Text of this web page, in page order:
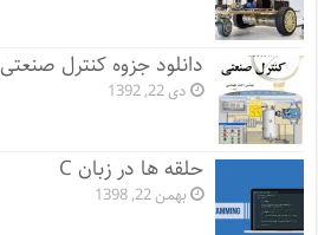
دانلود جزوه کنترل صنعتی
دی 22, 1392
حلقه ها در زبان C
بهمن 22, 1398